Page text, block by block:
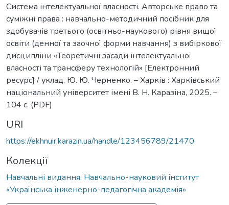
Система інтелектуальної власності. Авторське право та
суміжні права : навчально-методичний посібник для
здобувачів третього (освітньо-наукового) рівня вищої
освіти (денної та заочної форми навчання) з вибіркової
дисципліни «Теоретичні засади інтелектуальної
власності та трансферу технологій» [Електронний
ресурс] / уклад. Ю. Ю. Черненко. – Харків : Харківський
національний університет імені В. Н. Каразіна, 2025. –
104 с. (PDF)
URI
https://ekhnuir.karazin.ua/handle/123456789/21470
Колекції
Навчальні видання. Навчально-науковий інститут
«Українська інженерно-педагогічна академія»